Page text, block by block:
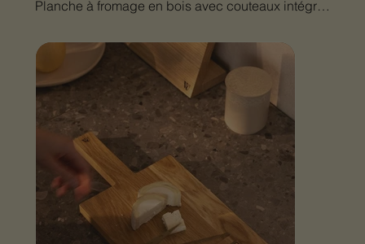
Planche à fromage en bois avec couteaux intégrés – Woodsea